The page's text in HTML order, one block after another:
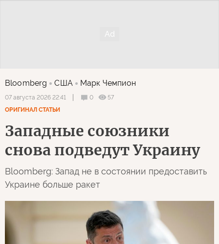
Bloomberg США Марк Чемпион
07 августа 2026 22:41 0
57
ОРИГИНАЛ СТАТЬИ
Западные союзники
снова подведут Украину
Bloomberg: Запад не в состоянии предоставить
Украине больше ракет